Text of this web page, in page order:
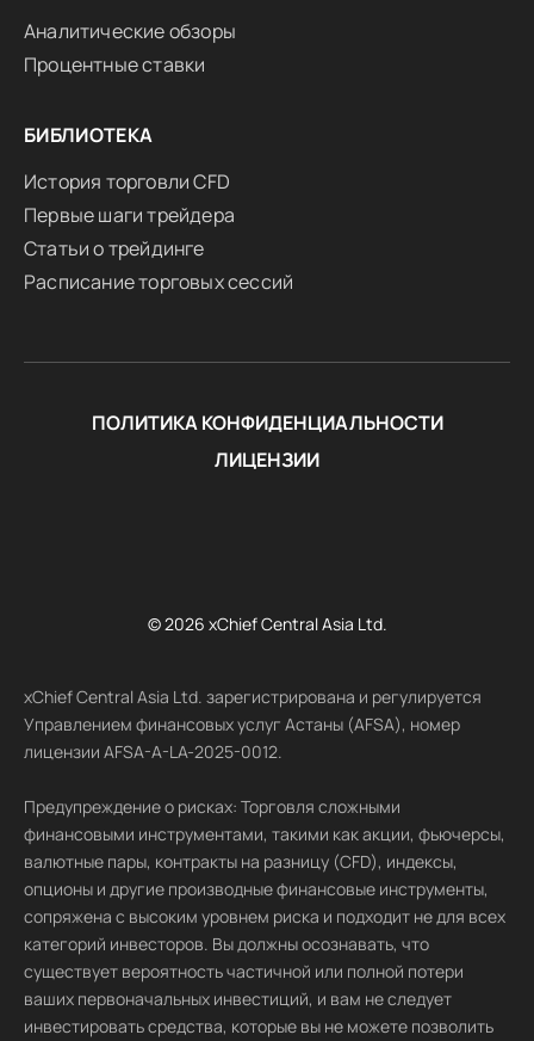
Аналитические обзоры
Процентные ставки
БИБЛИОТЕКА
История торговли CFD
Первые шаги трейдера
Статьи о трейдинге
Расписание торговых сессий
ПОЛИТИКА КОНФИДЕНЦИАЛЬНОСТИ
ЛИЦЕНЗИИ
© 2026 xChief Central Asia Ltd.
xChief Central Asia Ltd. зарегистрирована и регулируется
Управлением финансовых услуг Астаны (AFSA), номер
лицензии AFSA-A-LA-2025-0012.
Предупреждение о рисках: Торговля сложными
финансовыми инструментами, такими как акции, фьючерсы,
валютные пары, контракты на разницу (CFD), индексы,
опционы и другие производные финансовые инструменты,
сопряжена с высоким уровнем риска и подходит не для всех
категорий инвесторов. Вы должны осознавать, что
существует вероятность частичной или полной потери
ваших первоначальных инвестиций, и вам не следует
инвестировать средства, которые вы не можете позволить